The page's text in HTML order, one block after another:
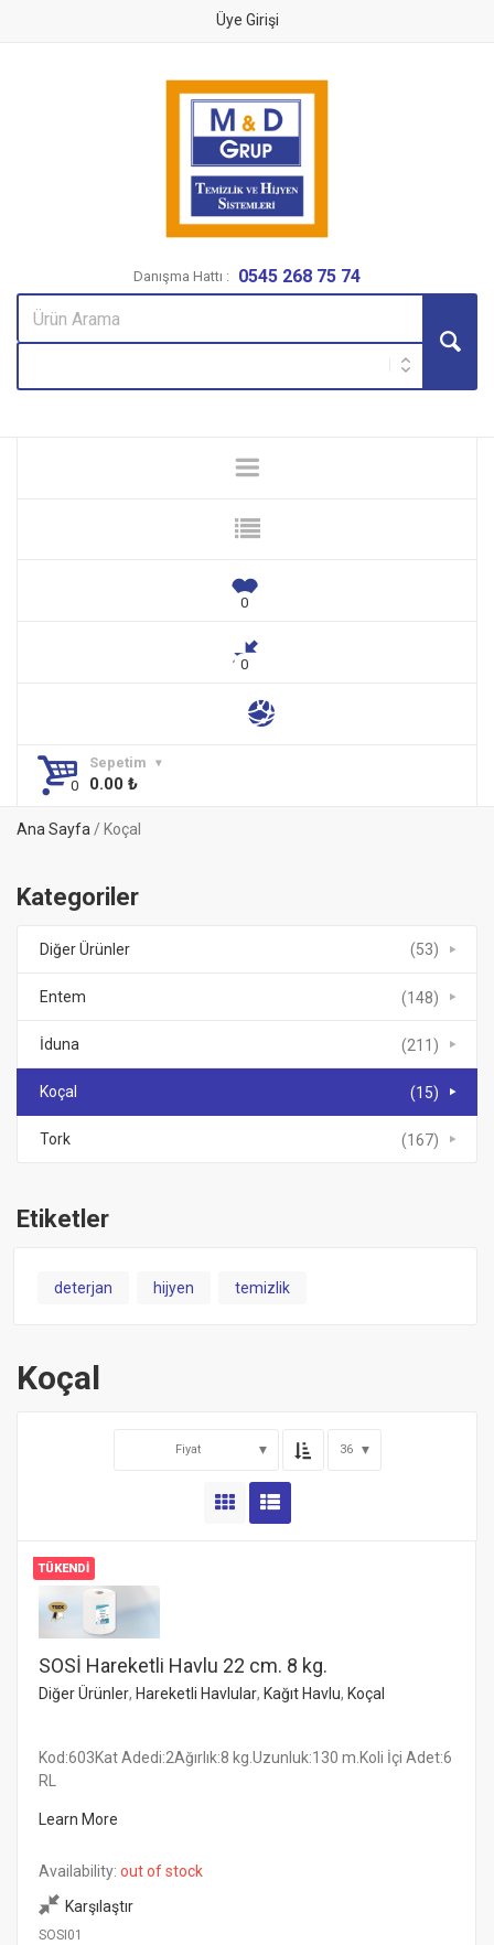
Üye Girişi
Danışma Hattı : 0545 268 75 74
Sepetim
0.00 ₺
Ana Sayfa/ Koçal
Kategoriler
Diğer Ürünler (53)
Entem (148)
İduna (211)
Koçal (15)
Tork (167)
Etiketler
deterjan hijyen temizlik
Koçal
Fiyat 36
TÜKENDI
SOSİ Hareketli Havlu 22 cm. 8 kg.
Diğer Ürünler, Hareketli Havlular, Kağıt Havlu, Koçal
Kod:603Kat Adedi:2Ağırlık:8 kg.Uzunluk:130 m.Koli İçi Adet:6
RL
Learn More
Availability: out of stock
Karşılaştır
SOSI01